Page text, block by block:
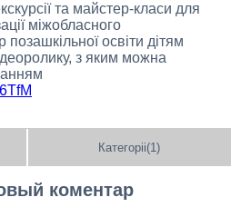
та майстер-класи для
міжобласного
позашкільної освіти дітям
з яким можна
Категоріі(1)
коментар